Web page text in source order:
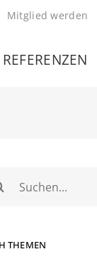
Mitglied werden
REFERENZEN
THEMEN